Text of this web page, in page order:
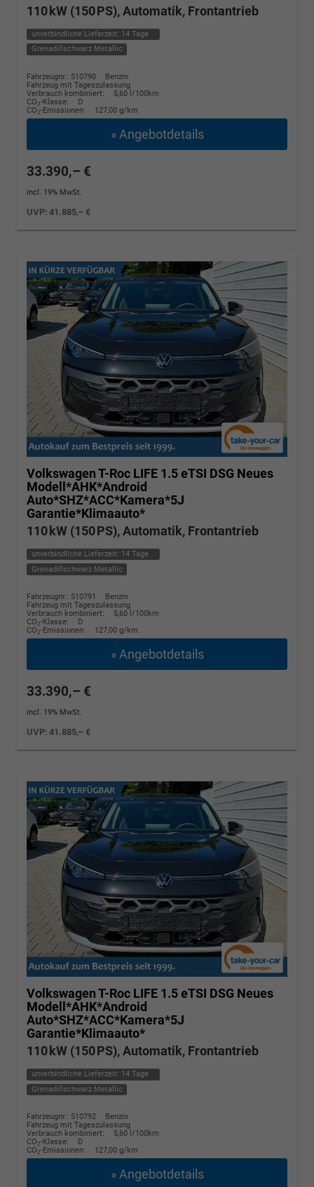
110 kW (150 PS), Automatik, Frontantrieb
unverbindliche Lieferzeit: 14 Tage
Grenadillschwarz Metallic
Fahrzeugnr.: 510790
Benzin
Fahrzeug mit Tageszulassung
Verbrauch kombiniert:
5,60 l/100km
CO2-Klasse:
D
CO2-Emissionen: 127,00 g/km
» Angebotdetails
33.390,– €
incl. 19% MwSt.
UVP:41.885,– €
Volkswagen T-Roc LIFE 1.5 eTSI DSG Neues
Modell*AHK*Android
Auto*SHZ*ACC*Kamera*5J
Garantie*Klimaauto*
110 kW (150 PS), Automatik, Frontantrieb
unverbindliche Lieferzeit: 14 Tage
Grenadillschwarz Metallic
Fahrzeugnr.: 510791
Benzin
Fahrzeug mit Tageszulassung
Verbrauch kombiniert:
5,60 l/100km
CO2-Klasse:
D
CO2-Emissionen: 127,00 g/km
» Angebotdetails
33.390,– €
incl. 19% MwSt.
UVP:41.885,– €
Volkswagen T-Roc LIFE 1.5 eTSI DSG Neues
Modell*AHK*Android
Auto*SHZ*ACC*Kamera*5J
Garantie*Klimaauto*
110 kW (150 PS), Automatik, Frontantrieb
unverbindliche Lieferzeit: 14 Tage
Grenadillschwarz Metallic
Fahrzeugnr.: 510792
Benzin
Fahrzeug mit Tageszulassung
Verbrauch kombiniert:
5,60 l/100km
CO2-Klasse:
D
CO2-Emissionen: 127,00 g/km
» Angebotdetails